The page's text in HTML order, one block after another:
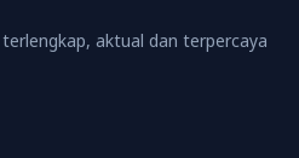
aktual dan terpercaya